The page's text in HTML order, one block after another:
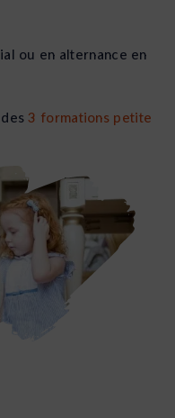
ou en alternance en
des3 formations petite